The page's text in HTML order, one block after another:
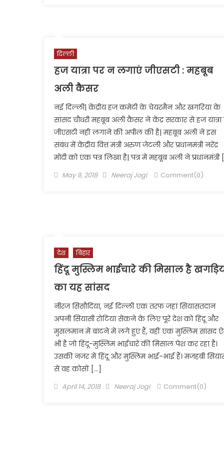
दिल्ली
हज यात्रा पर न लगाएं जीएसटी : महबूब
अली कैसर
नई दिल्ली| केंद्रीय हज कमेटी के चेयरमैन और खगरिया के
सांसद चौधरी महबूब अली कैसर ने केंद्र सरकार से हज यात्रा
जीएसटी नहीं लगाने की अपील की है| महबूब अली ने इस
संबंध में केंद्रीय वित्त मंत्री अरुण जेटली और प्रधानमंत्री नरेंद्र
मोदी को एक पत्र लिखा है| पत्र में महबूब अली ने प्रधानमंत्री
Posted
May 9, 2018 Author
Neeraj Jogi Comment(0)
देश बिहार
हिंदू मुस्लिम भाईचारे की मिसाल है
का यह सांसद
नीरज सिसौदिया, नई दिल्ली एक तरफ जहां सियासतदान
अपनी सियासी रोटियां सेंकने के लिए पूरे देश को हिंदू और
मुसलमान में बांटने में लगे हुए हैं, वहीं एक मुस्लिम सांसद
भी है जो हिंदू-मुस्लिम भाईचारे की मिसाल पेश कर रहा है।
उसकी नजर में हिंदू और मुस्लिम भाई-भाई हैं। मजहबी
से वह कोसों […]
Posted
April 14, 2018 Author
Neeraj Jogi Comment(0)